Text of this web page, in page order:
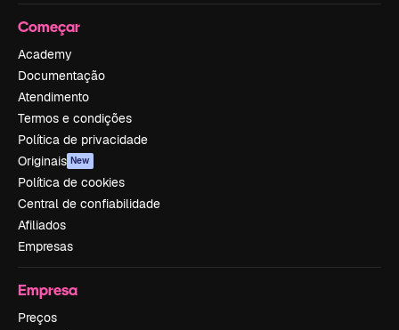
Começar
Academy
Documentação
Atendimento
Termos e condições
Política de privacidade
Originais New
Política de cookies
Central de confiabilidade
Afiliados
Empresas
Empresa
Preços